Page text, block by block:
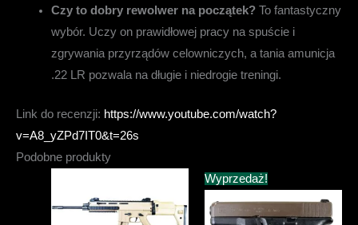
Czy to dobry rewolwer na początek?To fantastyczny
wybór. Uczy on prawidłowej pracy na spuście i
zgrywania przyrządów celowniczych, a tania amunicja
.22 LR pozwala na długie i niedrogie treningi.
Link do recenzji: https://www.youtube.com/watch?
v=A8_yZPd7IT0&t=26s
Podobne produkty
Wyprzedaż!